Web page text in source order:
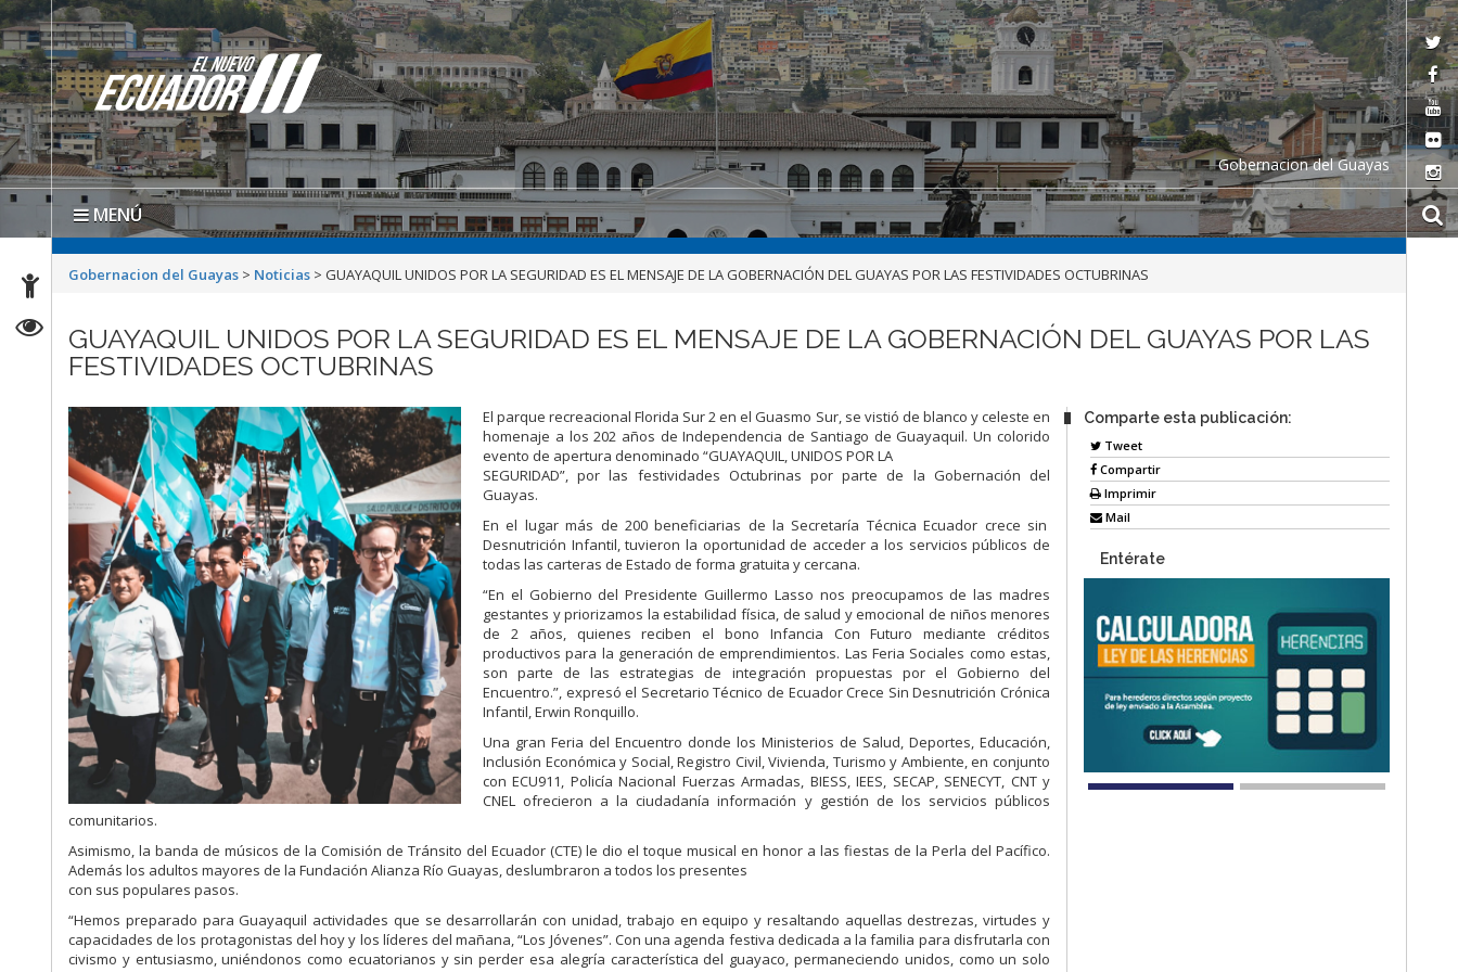
Gobernacion del Guayas
MENÚ
Gobernacion del Guayas > Noticias > GUAYAQUIL UNIDOS POR LA SEGURIDAD ES EL MENSAJE DE LA GOBERNACIÓN DEL GUAYAS POR LAS FESTIVIDADES OCTUBRINAS
GUAYAQUIL UNIDOS POR LA SEGURIDAD ES EL MENSAJE DE LA GOBERNACIÓN DEL GUAYAS POR LAS
FESTIVIDADES OCTUBRINAS
El parque recreacional Florida Sur 2 en el Guasmo Sur, se vistió de blanco y celeste en
homenaje a los 202 años de Independencia de Santiago de Guayaquil. Un colorido
evento de apertura denominado “GUAYAQUIL,UNIDOS PORLA
SEGURIDAD”, por las festividades Octubrinas por parte de la Gobernación del
Guayas.
En el lugar más de 200 beneficiarias de la Secretaría Técnica Ecuador crece sin
Desnutrición Infantil, tuvieron la oportunidad de acceder a los servicios públicos de
todas las carteras de Estado de forma gratuita y cercana.
“En el Gobierno del Presidente Guillermo Lasso nos preocupamos de las madres
gestantes ypriorizamos la estabilidad física, de salud yemocional de niñosmenores
de
2 años, quienes reciben el bono Infancia Con Futuro mediantecréditos
productivos para la generación de emprendimientos. Las Feria Sociales como estas,
son parte de las estrategias de integración propuestas por el Gobierno del
Encuentro.”, expresó el Secretario Técnico de Ecuador Crece Sin Desnutrición Crónica
Infantil, Erwin Ronquillo.
Una gran Feria del Encuentro donde los Ministerios de Salud, Deportes, Educación,
Inclusión Económica y Social,Registro Civil,Vivienda, Turismo y Ambiente,enconjunto
con ECU911, Policía Nacional Fuerzas Armadas, BIESS, IEES, SECAP, SENECYT, CNT y
CNEL ofrecieron a la ciudadanía información y gestión de los servicios públicos
comunitarios.
Asimismo, la banda de músicos de la Comisión de Tránsito del Ecuador (CTE) le dioel toque musical en honor a las fiestas de la Perla del Pacífico.
Además los adultosmayores de la Fundación Alianza Río Guayas, deslumbraron a todos los presentes
con sus populares pasos.
“Hemos preparado para Guayaquil actividades que se desarrollarán con unidad, trabajo en equipo y resaltando aquellas destrezas, virtudes y
capacidades de los protagonistas del hoy y los líderes del mañana,“Los Jóvenes”. Con una agenda festiva dedicada a la familia para disfrutarla con
civismo y entusiasmo, uniéndonoscomo ecuatorianos y sin perder esa alegría característica del guayaco, permaneciendo unidos, como un solo
Comparte esta publicación:
Tweet
Compartir
Imprimir
Mail
Entérate